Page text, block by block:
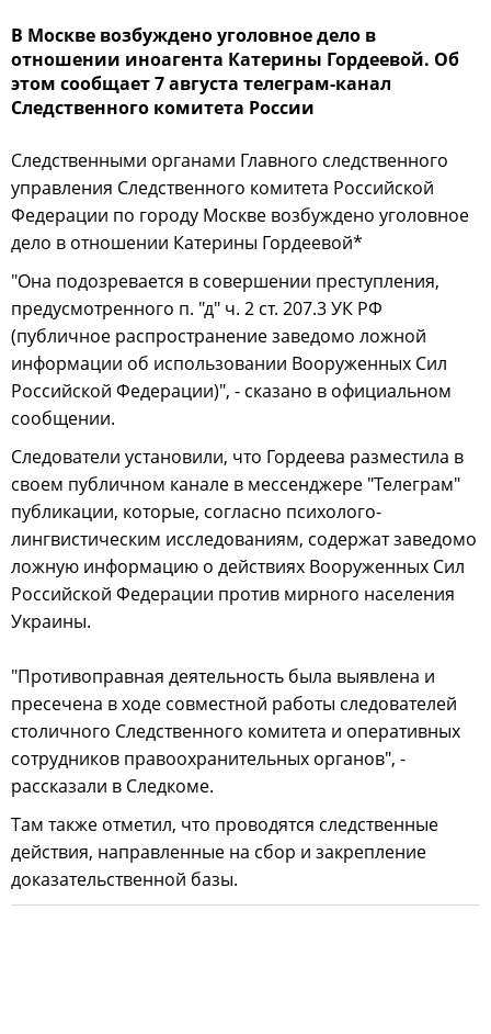
В Москве возбуждено уголовное дело в
отношении иноагента Катерины Гордеевой. Об
этом сообщает 7 августа телеграм-канал
Следственного комитета России
Следственными органами Главного следственного
управления Следственного комитета Российской
Федерации по городу Москве возбуждено уголовное
дело в отношении Катерины Гордеевой*
"Она подозревается в совершении преступления,
предусмотренного п. "д" ч. 2 ст. 207.3 УК РФ
(публичное распространение заведомо ложной
информации об использовании Вооруженных Сил
Российской Федерации)", - сказано в официальном
сообщении.
Следователи установили, что Гордеева разместила в
своем публичном канале в мессенджере "Телеграм"
публикации, которые, согласно психолого-
лингвистическим исследованиям, содержат заведомо
ложную информацию о действиях Вооруженных Сил
Российской Федерации против мирного населения
Украины.
"Противоправная деятельность была выявлена и
пресечена в ходе совместной работы следователей
столичного Следственного комитета и оперативных
сотрудников правоохранительных органов", -
рассказали в Следкоме.
Там также отметил, что проводятся следственные
действия, направленные на сбор и закрепление
доказательственной базы.